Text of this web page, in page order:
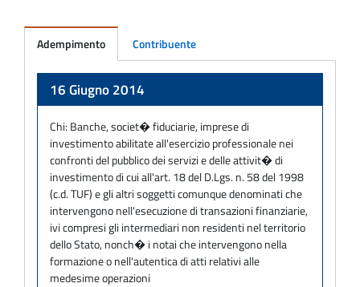
Adempimento Contribuente
16 Giugno 2014
Chi: Banche, societ� fiduciarie, imprese di
investimento abilitate all'esercizio professionale nei
confronti del pubblico dei servizi e delle attivit� di
investimento di cui all'art. 18 del D.Lgs. n. 58 del 1998
(c.d. TUF) e gli altri soggetti comunque denominati che
intervengono nell'esecuzione di transazioni finanziarie,
ivi compresi gli intermediari non residenti nel territorio
dello Stato, nonch� i notai che intervengono nella
formazione o nell'autentica di atti relativi alle
medesime operazioni